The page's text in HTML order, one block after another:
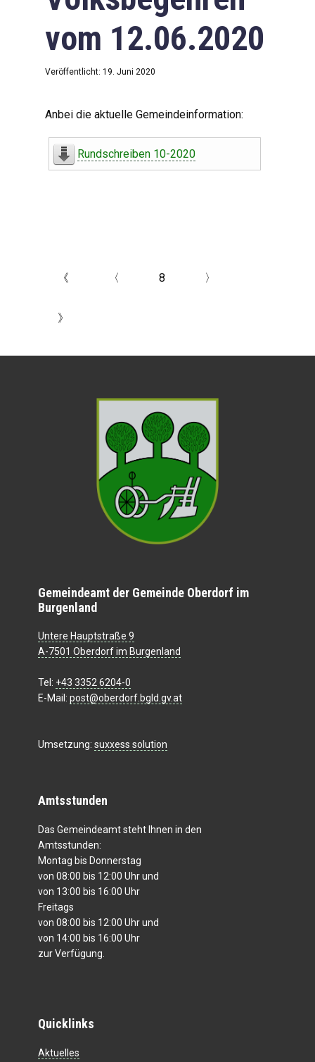
vom 12.06.2020
Veröffentlicht: 19. Juni 2020
Anbei die aktuelle Gemeindeinformation:
Rundschreiben 10-2020
《 〈 8 〉
》
Gemeindeamt der Gemeinde Oberdorf im
Burgenland
Untere Hauptstraße 9
A-7501 Oberdorf im Burgenland
Tel: +43 3352 6204-0
E-Mail: post@oberdorf.bgld.gv.at
Umsetzung: suxxess solution
Amtsstunden
Das Gemeindeamt steht Ihnen in den
Amtsstunden:
Montag bis Donnerstag
von 08:00 bis 12:00 Uhr und
von 13:00 bis 16:00 Uhr
Freitags
von 08:00 bis 12:00 Uhr und
von 14:00 bis 16:00 Uhr
zur Verfügung.
Quicklinks
Aktuelles